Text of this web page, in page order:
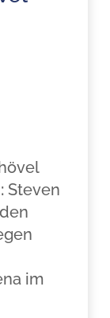
Steven
im